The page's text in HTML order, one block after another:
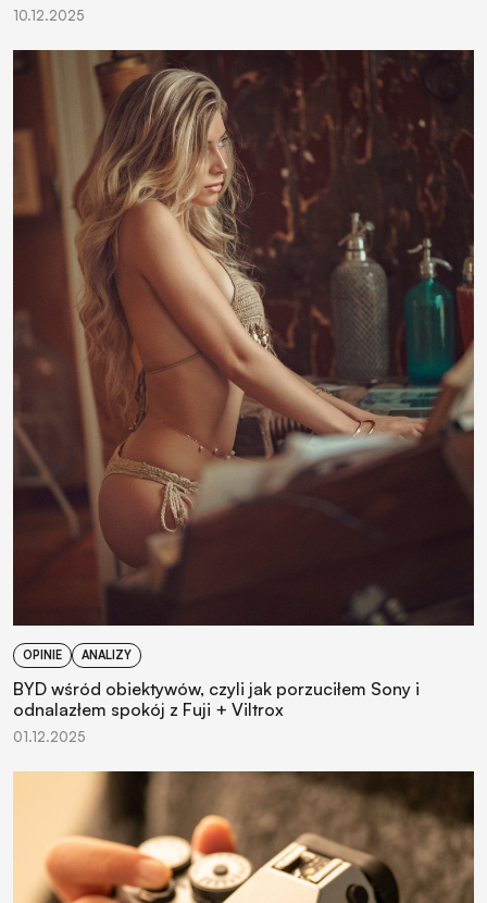
10.12.2025
OPINIE ANALIZY
BYD wśród obiektywów, czyli jak porzuciłem Sony i
odnalazłem spokój z Fuji + Viltrox
01.12.2025